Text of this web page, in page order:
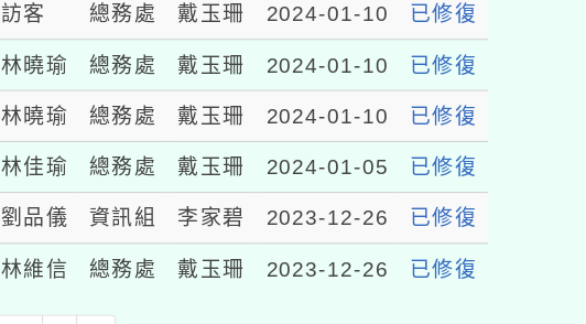
訪客 總務處 戴玉珊 2024-01-10 已修復
林曉瑜 總務處 戴玉珊 2024-01-10 已修復
林曉瑜 總務處 戴玉珊 2024-01-10 已修復
林佳瑜 總務處 戴玉珊 2024-01-05 已修復
劉品儀 資訊組 李家碧 2023-12-26 已修復
林維信 總務處 戴玉珊 2023-12-26 已修復